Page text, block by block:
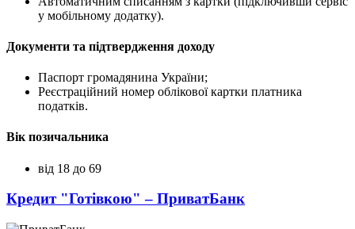
у мобільному додатку).
Документи та підтвердження доходу
Паспорт громадянина України;
Реєстраційний номер облікової картки платника
податків.
Вік позичальника
від 18 до 69
Кредит "Готівкою" – ПриватБанк